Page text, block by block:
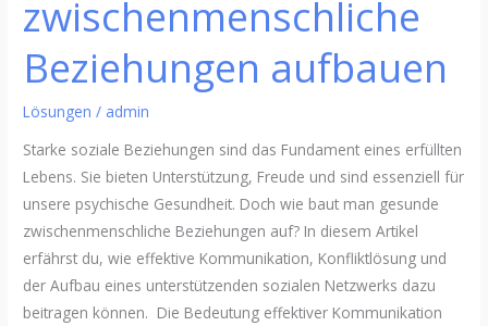
zwischenmenschliche
Beziehungen aufbauen
Lösungen / admin
Starke soziale Beziehungen sind das Fundament eines erfüllten
Lebens. Sie bieten Unterstützung, Freude und sind essenziell für
unsere psychische Gesundheit. Doch wie baut man gesunde
zwischenmenschliche Beziehungen auf? In diesem Artikel
erfährst du, wie effektive Kommunikation, Konfliktlösung und
der Aufbau eines unterstützenden sozialen Netzwerks dazu
beitragen können. Die Bedeutung effektiver Kommunikation